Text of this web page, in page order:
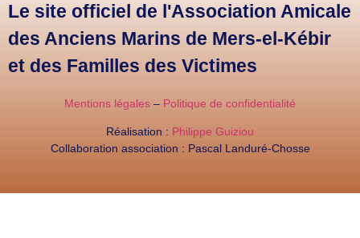
Le site officiel de l'Association Amicale
des Anciens Marins de Mers-el-Kébir
et des Familles des Victimes
Mentions légales – Politique de confidentialité
Réalisation : Philippe Guiziou
Collaboration association : Pascal Landuré-Chosse